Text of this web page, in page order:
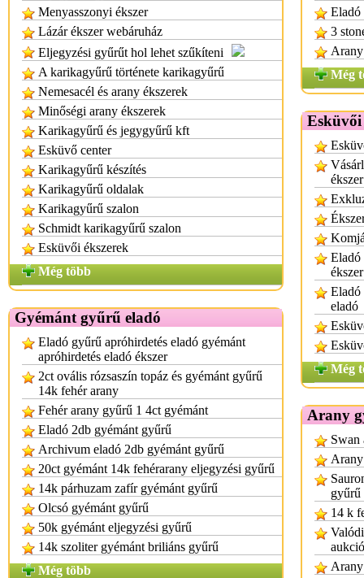
Menyasszonyi ékszer
Lázár ékszer webáruház
Eljegyzési gyűrűt hol lehet szűkíteni
A karikagyűrű története karikagyűrű
Nemesacél és arany ékszerek
Minőségi arany ékszerek
Karikagyűrű és jegygyűrű kft
Esküvő center
Karikagyűrű készítés
Karikagyűrű oldalak
Karikagyűrű szalon
Schmidt karikagyűrű szalon
Esküvői ékszerek
Még több
Gyémánt gyűrű eladó
Eladó gyűrű apróhirdetés eladó gyémánt
apróhirdetés eladó ékszer
2ct ovális rózsaszín topáz és gyémánt gyűrű
14k fehér arany
Fehér arany gyűrű 1 4ct gyémánt
Eladó 2db gyémánt gyűrű
Archivum eladó 2db gyémánt gyűrű
20ct gyémánt 14k fehérarany eljegyzési gyűrű
14k párhuzam zafír gyémánt gyűrű
Olcsó gyémánt gyűrű
50k gyémánt eljegyzési gyűrű
14k szoliter gyémánt briliáns gyűrű
Még több
Eladó
3
Még
Esküvői
Eladó
Eladó
eladó
Még
Arany
Swan
gyűrű
14 k
aukció